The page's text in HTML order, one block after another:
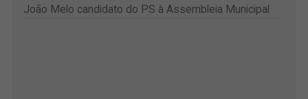
João Melo candidato do PS à Assembleia Municipal